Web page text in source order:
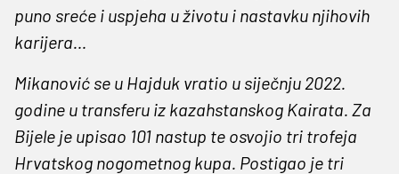
puno sreće i uspjeha u životu i nastavku njihovih
karijera…
Mikanović se u Hajduk vratio u siječnju 2022.
godine u transferu iz kazahstanskog Kairata. Za
Bijele je upisao 101 nastup te osvojio tri trofeja
Hrvatskog nogometnog kupa. Postigao je tri